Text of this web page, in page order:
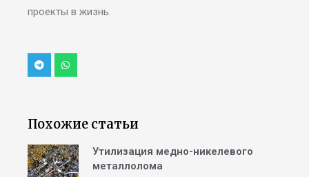
проекты в жизнь.
Похожие статьи
Утилизация медно-никелевого
металлолома